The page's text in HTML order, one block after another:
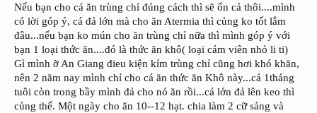
Nếu bạn cho cá ăn trùng chỉ đúng cách thì sẽ ổn cả thôi....mình
có lời góp ý, cá đả lớn mà cho ăn Atermia thì củng ko tốt lắm
đâu...nếu bạn ko mún cho ăn trùng chỉ nữa thì mình góp ý với
bạn 1 loại thức ăn....đó là thức ăn khô( loại cám viên nhỏ li ti)
Gì mình ỡ An Giang đieu kiện kím trùng chỉ cũng hơi khó khăn,
nên 2 năm nay mình chỉ cho cá ăn thức ăn Khô này...cá 1tháng
tuôi còn trong bầy mình đả cho nó ăn rồi...cá lớn đả lên keo thì
củng thế. Một ngày cho ăn 10--12 hạt. chia làm 2 cữ sáng và